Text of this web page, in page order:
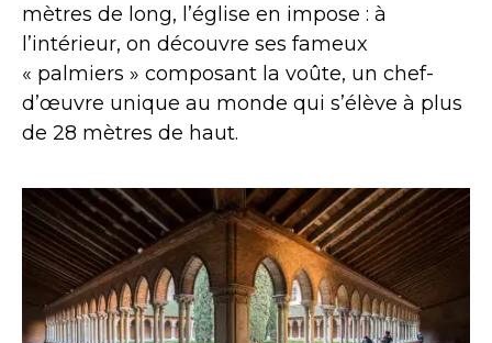
mètres de long, l’église en impose : à
l’intérieur, on découvre ses fameux
« palmiers » composant la voûte, un chef-
d’œuvre unique au monde qui s’élève à plus
de 28 mètres de haut.